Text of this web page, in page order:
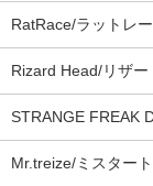
RatRace/ラットレ
Rizard Head/リザー
STRANGE FREAK
Mr.treize/ミスター